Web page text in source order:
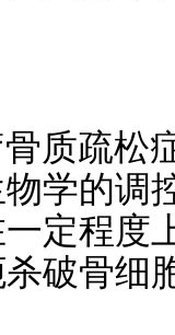
质疏松
学的调
定程度
破骨细